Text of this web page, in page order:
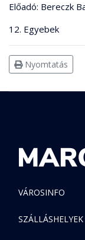
Előadó: Bereczk
12. Egyebek
Nyomtatás
VÁROSINFO
SZÁLLÁSHELYEK